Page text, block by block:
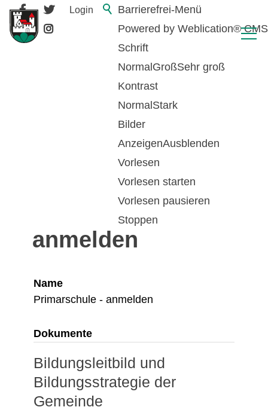
Barrierefrei-Menü
Powered by Weblication® CMS
Schrift
Normal GroßSehr groß
Kontrast
Normal Stark
Bilder
AnzeigenAusblenden
Vorlesen
Vorlesen starten
Vorlesen pausieren
Stoppen
Login
Primarschule -
anmelden
Name
Primarschule - anmelden
Dokumente
Bildungsleitbild und
Bildungsstrategie der
Gemeinde